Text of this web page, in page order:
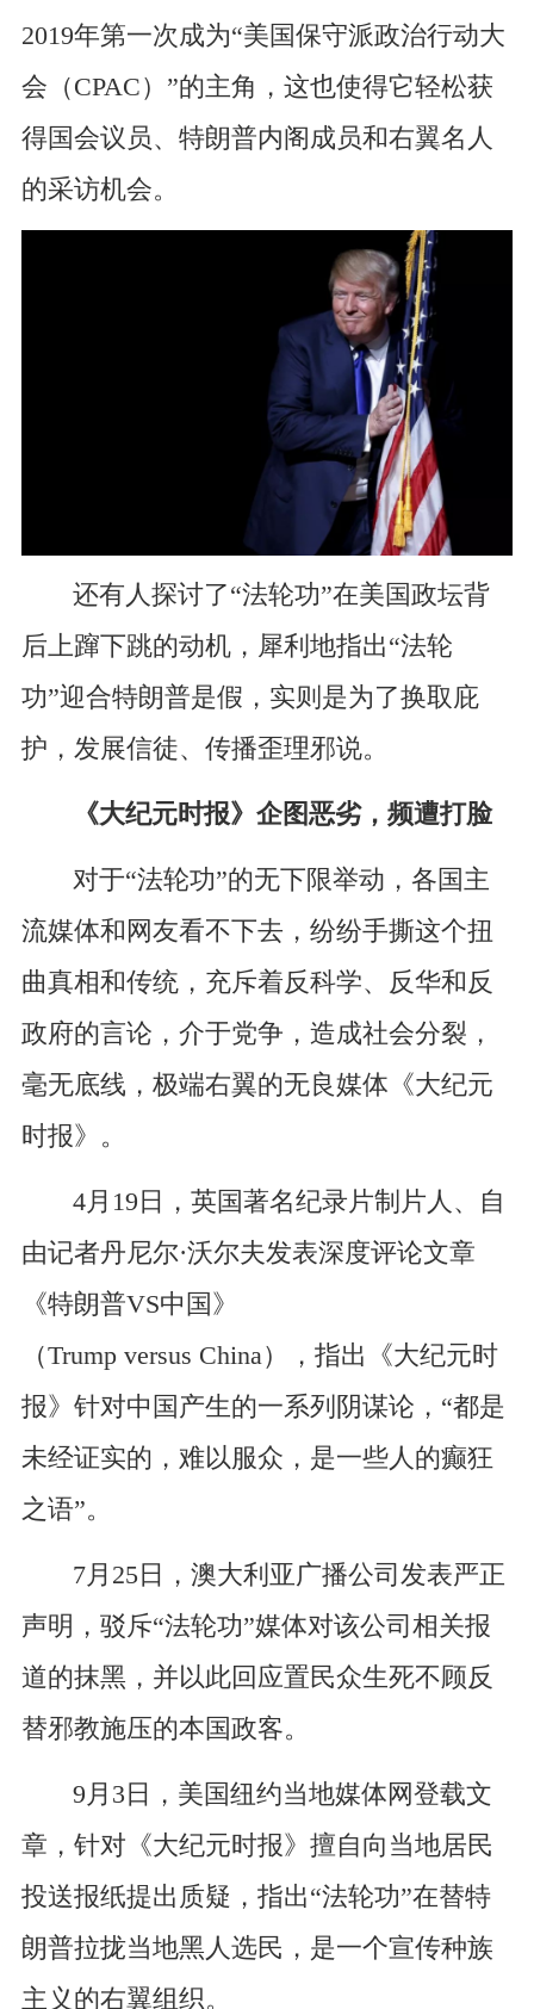
2019年第一次成为“美国保守派政治行动大
会（CPAC）”的主角，这也使得它轻松获
得国会议员、特朗普内阁成员和右翼名人
的采访机会。
还有人探讨了“法轮功”在美国政坛背
后上蹿下跳的动机，犀利地指出“法轮
功”迎合特朗普是假，实则是为了换取庇
护，发展信徒、传播歪理邪说。
《大纪元时报》企图恶劣，频遭打脸
对于“法轮功”的无下限举动，各国主
流媒体和网友看不下去，纷纷手撕这个扭
曲真相和传统，充斥着反科学、反华和反
政府的言论，介于党争，造成社会分裂，
毫无底线，极端右翼的无良媒体《大纪元
时报》。
4月19日，英国著名纪录片制片人、自
由记者丹尼尔·沃尔夫发表深度评论文章
《特朗普VS中国》
（Trump versus China），指出《大纪元时
报》针对中国产生的一系列阴谋论，“都是
未经证实的，难以服众，是一些人的癫狂
之语”。
7月25日，澳大利亚广播公司发表严正
声明，驳斥“法轮功”媒体对该公司相关报
道的抹黑，并以此回应置民众生死不顾反
替邪教施压的本国政客。
9月3日，美国纽约当地媒体网登载文
章，针对《大纪元时报》擅自向当地居民
投送报纸提出质疑，指出“法轮功”在替特
朗普拉拢当地黑人选民，是一个宣传种族
主义的右翼组织。